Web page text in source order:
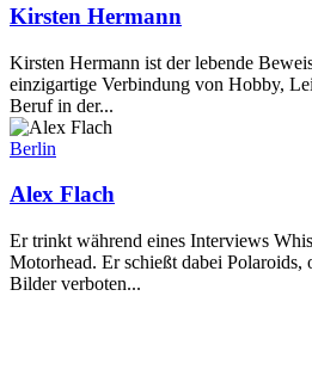
Kirsten Hermann
Kirsten Hermann ist der lebende
einzigartige Verbindung von Hobby,
Beruf in der...
Berlin
Alex Flach
Er trinkt während eines Interviews
Motorhead. Er schießt dabei Polaroids,
Bilder verboten...